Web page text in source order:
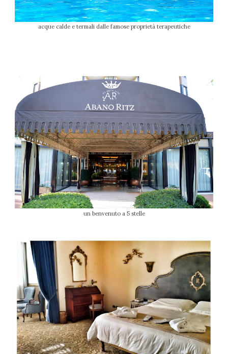
acque calde e termali dalle famose proprietà terapeutiche
un benvenuto a 5 stelle